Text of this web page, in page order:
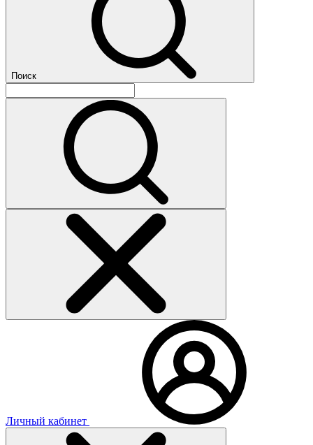
Поиск
Личный кабинет